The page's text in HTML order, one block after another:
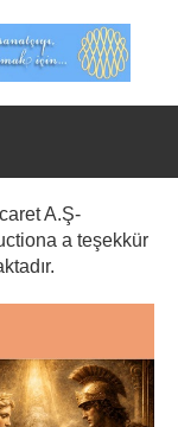
A.Ş-
a teşekkür